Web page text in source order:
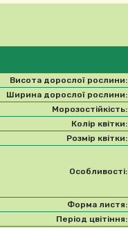
Висота дорослої рослини:
Ширина дорослої рослини:
Морозостійкість:
Колір квітки:
Розмір квітки:
Особливості:
Форма листя:
Період цвітіння: